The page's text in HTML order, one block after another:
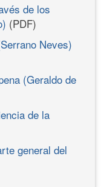
de los
(PDF)
Neves)
(Geraldo de
de la
general del